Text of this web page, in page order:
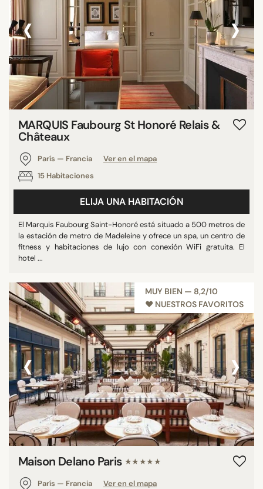
‹ ›
MARQUIS Faubourg St Honoré Relais &
Châteaux
París — Francia
Ver en el mapa
15 Habitaciones
ELIJA UNA HABITACIÓN
El Marquis Faubourg Saint-Honoré está situado a 500 metros de
la estación de metro de Madeleine y ofrece un spa, un centro de
fitness y habitaciones de lujo con conexión WiFi gratuita. El
hotel ...
MUY BIEN — 8,2/10
♥︎ NUESTROS FAVORITOS
‹ ›
Maison Delano Paris ★★★★★
París — Francia
Ver en el mapa